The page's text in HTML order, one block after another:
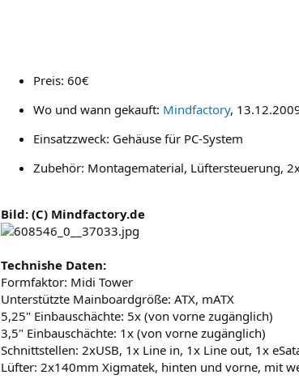
Preis: 60€
Wo und wann gekauft: Mindfactory,
Einsatzzweck: Gehäuse für PC-System
Zubehör: Montagematerial, Lüftersteuerung,
Bild: (C) Mindfactory.de
Technishe Daten:
Formfaktor: Midi Tower
Unterstützte Mainboardgröße: ATX, mATX
5,25" Einbauschächte: 5x (von vorne zugänglich)
3,5" Einbauschächte: 1x (von vorne zugänglich)
Schnittstellen: 2xUSB, 1x Line in, 1x Line out, 1x
Lüfter: 2x140mm Xigmatek, hinten und vorne, mit